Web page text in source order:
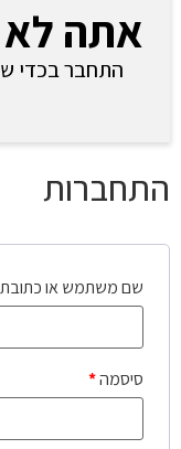
אתה
התחבר בכדי
התחברות
שם משתמש או כתובת
סיסמה*